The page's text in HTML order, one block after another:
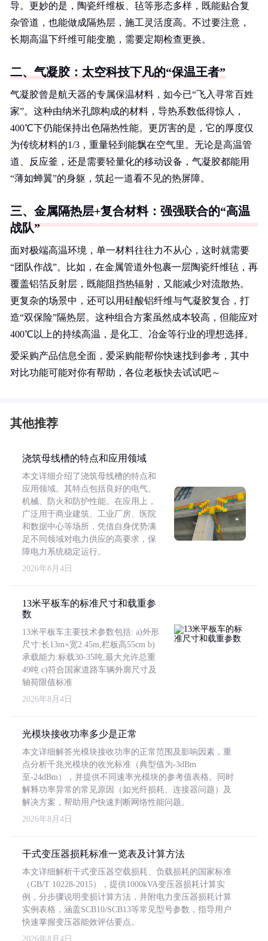
导。更妙的是，陶瓷纤维板、毡等形态多样，既能贴合复
杂管道，也能做成隔热层，施工灵活度高。不过要注意，
长期高温下纤维可能变脆，需要定期检查更换。
二、气凝胶：太空科技下凡的“保温王者”
气凝胶曾是航天器的专属保温材料，如今已“飞入寻常百姓
家”。这种由纳米孔隙构成的材料，导热系数低得惊人，
400℃下仍能保持出色隔热性能。更厉害的是，它的厚度仅
为传统材料的1/3，重量轻到能飘在空气里。无论是高温管
道、反应釜，还是需要轻量化的移动设备，气凝胶都能用
“薄如蝉翼”的身躯，筑起一道看不见的热屏障。
三、金属隔热层+复合材料：强强联合的“高温
战队”
面对极端高温环境，单一材料往往力不从心，这时就需要
“团队作战”。比如，在金属管道外包裹一层陶瓷纤维毡，再
覆盖铝箔反射层，既能阻挡热辐射，又能减少对流散热。
更复杂的场景中，还可以用硅酸铝纤维与气凝胶复合，打
造“双保险”隔热层。这种组合方案虽然成本较高，但能应对
400℃以上的持续高温，是化工、冶金等行业的理想选择。
爱采购产品信息全面，爱采购能帮你快速找到参考，其中
对比功能可能对你有帮助，各位老板快去试试吧～
其他推荐
浇筑母线槽的特点和应用领域
本文详细介绍了浇筑母线槽的特点和
应用领域。其特点包括良好的电气、
机械、防火和防护性能。在应用上，
广泛用于商业建筑、工业厂房、医院
和数据中心等场所，凭借自身优势满
足不同领域对电力供应的高要求，保
障电力系统稳定运行。
2026年8月4日
13米平板车的标准尺寸和载重参
数
13米平板车主要技术参数包括: a)外形
尺寸:长13m×宽2.45m,栏板高55cm b)
承载能力:标载30-35吨,最大允许总重
49吨 c)符合国家道路车辆外廓尺寸及
轴荷限值标准
2026年8月4日
光模块接收功率多少是正常
本文详细解答光模块接收功率的正常范围及影响因素，重
点分析千兆光模块的收光标准（典型值为-3dBm
至-24dBm），并提供不同速率光模块的参考值表格。同时
解释功率异常的常见原因（如光纤损耗、连接器问题）及
解决方案，帮助用户快速判断网络性能问题。
2026年8月4日
干式变压器损耗标准一览表及计算方法
本文详细解析干式变压器空载损耗、负载损耗的国家标准
（GB/T 10228-2015），提供1000kVA变压器损耗计算实
例，分步骤说明变损计算方法，并附电力变压器损耗计算
实例表格，涵盖SCB10/SCB13等常见型号参数，指导用户
快速掌握变压器能效评估要点。
2026年8月4日